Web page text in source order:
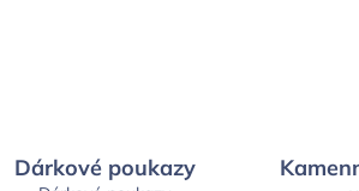
Dárkové poukazy